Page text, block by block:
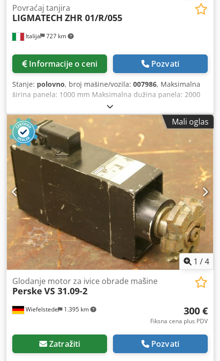
Italija 727 km
Povraćaj tanjira
LIGMATECH ZHR 01/R/055
Informacije o ceni Pozvati
Stanje: polovno, broj mašine/vozila: 007986, Maksimalna
širina panela: 1000 mm Maksimalna dužina panela: 2000
mm Dužina transportne trake: 3500 mm Povratni sistem za
rezanje za mašinu za lepljenje ivica: sa desne strane
Crsdpex A Tggsfx Aizef
Mali oglas
1 /4
Wiefelstede 1.395 km
Glodanje motor za ivice obrade mašine
Perske VS 31.09-2
300 €
Fiksna cena plus PDV
Zatražiti Pozvati